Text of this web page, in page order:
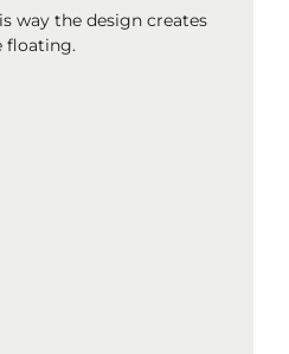
way the design creates
floating.